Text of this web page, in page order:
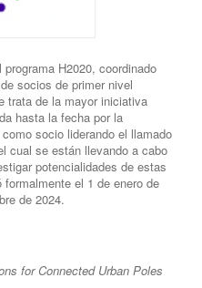
H2020, coordinado
socios de primer nivel
trata de la mayor iniciativa
hasta la fecha por la
socio liderando el llamado
cual se están llevando a cabo
potencialidades de estas
el 1 de enero de
de 2024.
for Connected Urban Poles